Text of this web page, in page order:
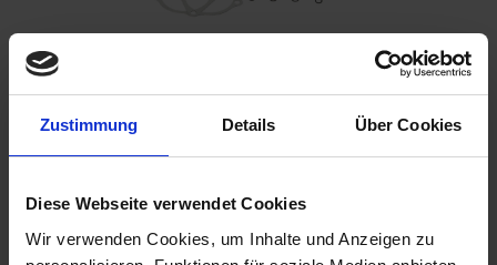
Zustimmung Details Über Cookies
Diese Webseite verwendet Cookies
Wir verwenden Cookies, um Inhalte und Anzeigen zu
Please inform me as soon as the product is
available again.
I have read the data protection information